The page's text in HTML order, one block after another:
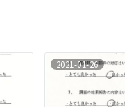
2021-01-26